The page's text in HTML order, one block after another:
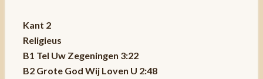
Kant 2
Religieus
B1 Tel Uw Zegeningen 3:22
B2 Grote God Wij Loven U 2:48